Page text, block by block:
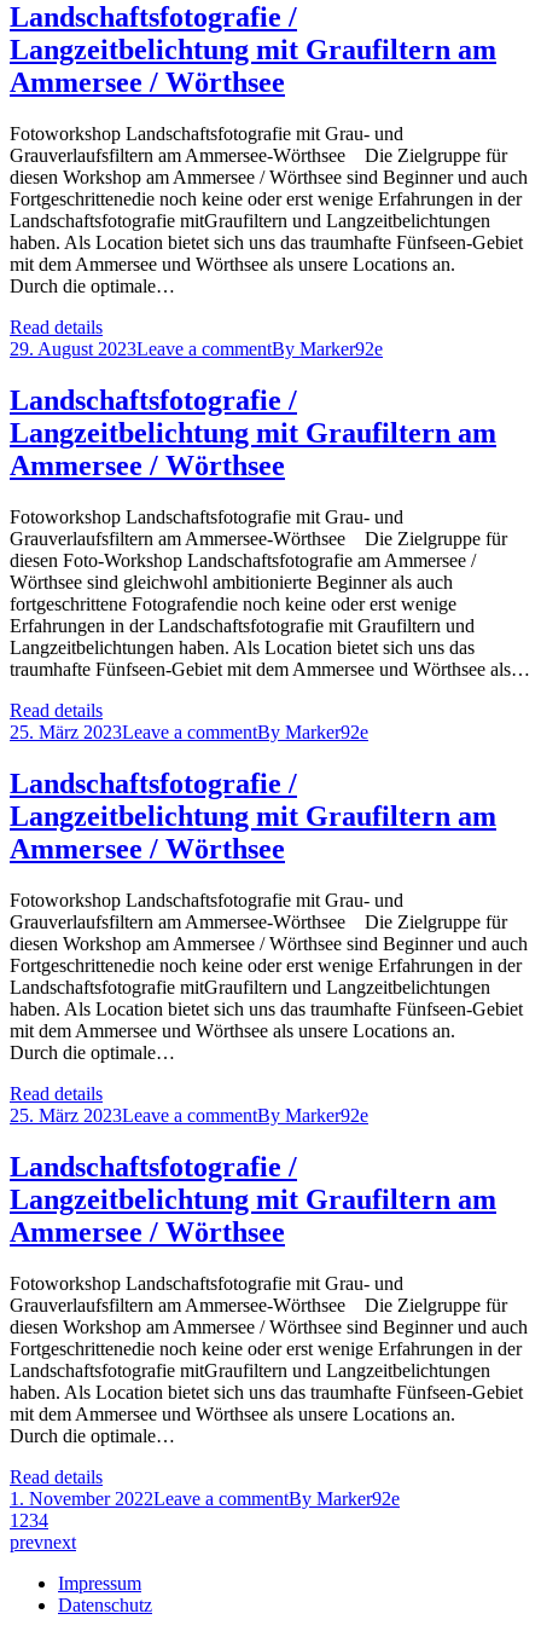
Landschaftsfotografie /
Langzeitbelichtung mit Graufiltern am
Ammersee / Wörthsee
Fotoworkshop Landschaftsfotografie mit Grau- und
Grauverlaufsfiltern am Ammersee-Wörthsee Die Zielgruppe für
diesen Workshop am Ammersee / Wörthsee sind Beginner und auch
Fortgeschrittenedie noch keine oder erst wenige Erfahrungen in der
Landschaftsfotografie mitGraufiltern und Langzeitbelichtungen
haben. Als Location bietet sich uns das traumhafte Fünfseen-Gebiet
mit dem Ammersee und Wörthsee als unsere Locations an.
Durch die optimale…
Read details
29. August 2023Leave a commentBy Marker92e
Landschaftsfotografie /
Langzeitbelichtung mit Graufiltern am
Ammersee / Wörthsee
Fotoworkshop Landschaftsfotografie mit Grau- und
Grauverlaufsfiltern am Ammersee-Wörthsee Die Zielgruppe für
diesen Foto-Workshop Landschaftsfotografie am Ammersee /
Wörthsee sind gleichwohl ambitionierte Beginner als auch
fortgeschrittene Fotografendie noch keine oder erst wenige
Erfahrungen in der Landschaftsfotografie mit Graufiltern und
Langzeitbelichtungen haben. Als Location bietet sich uns das
traumhafte Fünfseen-Gebiet mit dem Ammersee und Wörthsee als…
Read details
25. März 2023Leave a commentBy Marker92e
Landschaftsfotografie /
Langzeitbelichtung mit Graufiltern am
Ammersee / Wörthsee
Fotoworkshop Landschaftsfotografie mit Grau- und
Grauverlaufsfiltern am Ammersee-Wörthsee Die Zielgruppe für
diesen Workshop am Ammersee / Wörthsee sind Beginner und auch
Fortgeschrittenedie noch keine oder erst wenige Erfahrungen in der
Landschaftsfotografie mitGraufiltern und Langzeitbelichtungen
haben. Als Location bietet sich uns das traumhafte Fünfseen-Gebiet
mit dem Ammersee und Wörthsee als unsere Locations an.
Durch die optimale…
Read details
25. März 2023Leave a commentBy Marker92e
Landschaftsfotografie /
Langzeitbelichtung mit Graufiltern am
Ammersee / Wörthsee
Fotoworkshop Landschaftsfotografie mit Grau- und
Grauverlaufsfiltern am Ammersee-Wörthsee Die Zielgruppe für
diesen Workshop am Ammersee / Wörthsee sind Beginner und auch
Fortgeschrittenedie noch keine oder erst wenige Erfahrungen in der
Landschaftsfotografie mitGraufiltern und Langzeitbelichtungen
haben. Als Location bietet sich uns das traumhafte Fünfseen-Gebiet
mit dem Ammersee und Wörthsee als unsere Locations an.
Durch die optimale…
Read details
1. November 2022Leave a commentBy Marker92e
1 234
prevnext
Impressum
Datenschutz